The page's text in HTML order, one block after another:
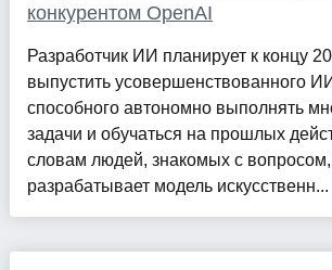
конкурентом OpenAI
Разработчик ИИ планирует к концу
выпустить усовершенствованного
способного автономно выполнять
задачи и обучаться на прошлых
словам людей, знакомых с
разрабатывает модель искусственн...